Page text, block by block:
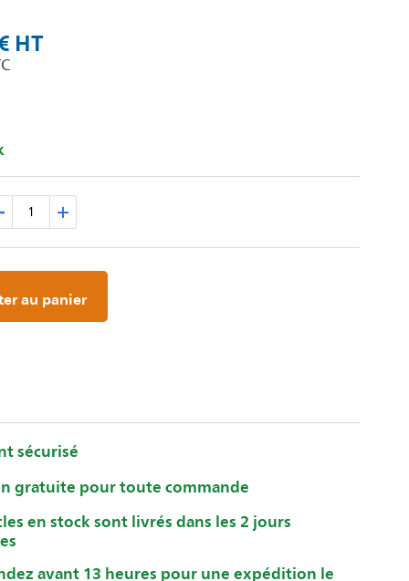
au panier
sécurisé
gratuite pour toute commande
en stock sont livrés dans les 2 jours
avant 13 heures pour une expédition le